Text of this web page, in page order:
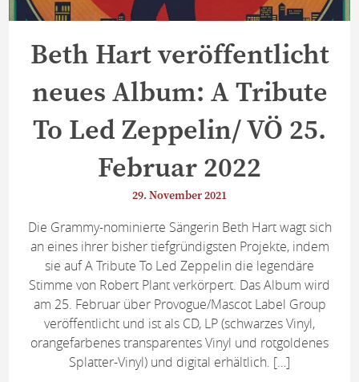
Beth Hart veröffentlicht
neues Album: A Tribute
To Led Zeppelin/ VÖ 25.
Februar 2022
29. November 2021
Die Grammy-nominierte Sängerin Beth Hart wagt sich
an eines ihrer bisher tiefgründigsten Projekte, indem
sie auf A Tribute To Led Zeppelin die legendäre
Stimme von Robert Plant verkörpert. Das Album wird
am 25. Februar über Provogue/Mascot Label Group
veröffentlicht und ist als CD, LP (schwarzes Vinyl,
orangefarbenes transparentes Vinyl und rotgoldenes
Splatter-Vinyl) und digital erhältlich. […]